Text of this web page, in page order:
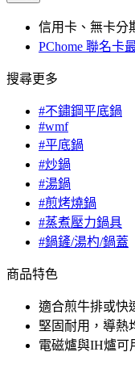
信用卡、無卡分
PChome 聯名卡
搜尋更多
#不鏽鋼平底鍋
#wmf
#平底鍋
#炒鍋
#湯鍋
#煎烤燒鍋
#蒸煮壓力鍋具
#鍋鏟/湯杓/鍋蓋
商品特色
適合煎牛排或快
堅固耐用，導熱
電磁爐與IH爐可